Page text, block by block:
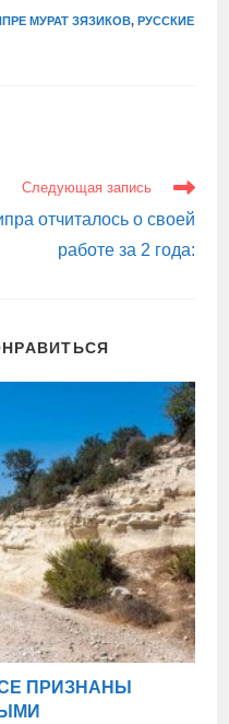
МУРАТ ЗЯЗИКОВ, РУССКИЕ
Следующая запись
отчиталось о своей
работе за 2 года:
ПРИЗНАНЫ